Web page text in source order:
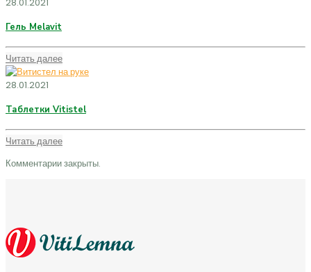
Гель Melavit
Читать далее
28.01.2021
Таблетки Vitistel
Читать далее
Комментарии закрыты.